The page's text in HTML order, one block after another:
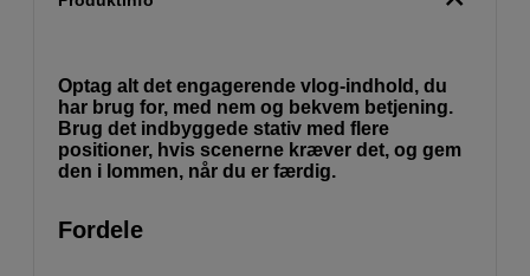
Optag alt det engagerende vlog-indhold, du
har brug for, med nem og bekvem betjening.
Brug det indbyggede stativ med flere
positioner, hvis scenerne kræver det, og gem
den i lommen, når du er færdig.
Fordele